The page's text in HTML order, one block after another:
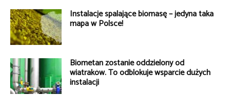
Instalacje spalające biomasę – jedyna taka
mapa w Polsce!
Biometan zostanie oddzielony od
wiatraków. To odblokuje wsparcie dużych
instalacji